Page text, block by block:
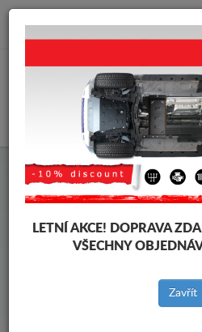
Kryt pod motor Mercedes Kryt
Značky vozidel
Zpět na
LETNÍ AKCE! DOPRAVA
VŠECHNY
Zavřít